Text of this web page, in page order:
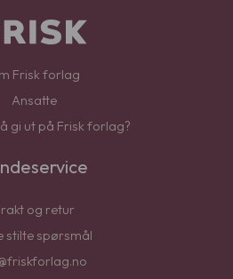
Frisk forlag
Ansatte
gi ut på Frisk forlag?
og retur
stilte spørsmål